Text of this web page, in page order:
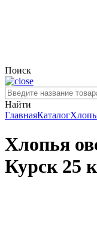
Поиск
Найти
ГлавнаяКаталог
Хлопья
Курск 25